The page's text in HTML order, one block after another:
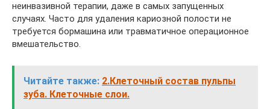
неинвазивной терапии, даже в самых запущенных
случаях. Часто для удаления кариозной полости не
требуется бормашина или травматичное операционное
вмешательство.
Читайте также: 2.Клеточный состав пульпы
зуба. Клеточные слои.